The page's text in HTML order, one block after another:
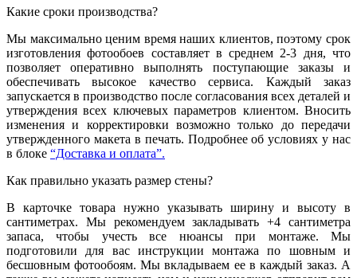
Какие сроки производства?
Мы максимально ценим время наших клиентов, поэтому срок
изготовления фотообоев составляет в среднем 2-3 дня, что
позволяет оперативно выполнять поступающие заказы и
обеспечивать высокое качество сервиса. Каждый заказ
запускается в производство после согласования всех деталей и
утверждения всех ключевых параметров клиентом. Вносить
изменения и корректировки возможно только до передачи
утвержденного макета в печать. Подробнее об условиях у нас
в блоке “Доставка и оплата”.
Как правильно указать размер стены?
В карточке товара нужно указывать ширину и высоту в
сантиметрах. Мы рекомендуем закладывать +4 сантиметра
запаса, чтобы учесть все нюансы при монтаже. Мы
подготовили для вас инструкции монтажа по шовным и
бесшовным фотообоям. Мы вкладываем ее в каждый заказ. А